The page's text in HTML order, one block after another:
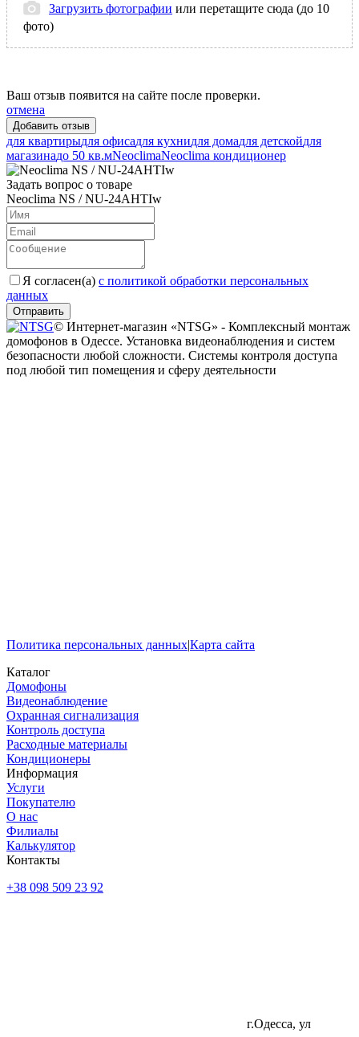
Загрузить фотографии или перетащите сюда (до 10
фото)
Ваш отзыв появится на сайте после проверки.
отмена
для квартирыдля офисадля кухнидля домадля детскойдля
магазинадо 50 кв.мNeoclimaNeoclima кондиционер
Задать вопрос о товаре
Neoclima NS / NU-24AHTIw
Я согласен(a) с политикой обработки персональных
данных
Отправить
© Интернет-магазин «NTSG» - Комплексный монтаж
домофонов в Одессе. Установка видеонаблюдения и систем
безопасности любой сложности. Системы контроля доступа
под любой тип помещения и сферу деятельности
Политика персональных данных|Карта сайта
Каталог
Домофоны
Видеонаблюдение
Охранная сигнализация
Контроль доступа
Расходные материалы
Кондиционеры
Информация
Услуги
Покупателю
О нас
Филиалы
Калькулятор
Контакты
+38 098 509 23 92
г.Одесса, ул